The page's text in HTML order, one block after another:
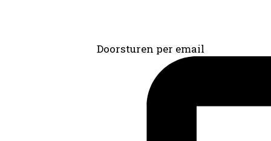
Doorsturen per email